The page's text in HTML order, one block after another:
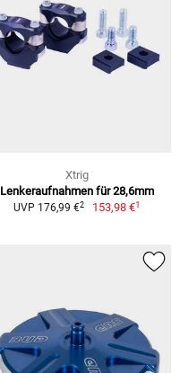
Xtrig
Lenkeraufnahmen für 28,6mm
UVP 176,99 €2 153,98 €1